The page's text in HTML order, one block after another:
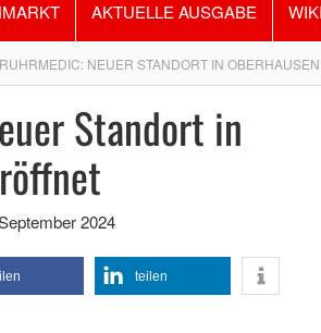
AKTUELLE AUSGABE WIKI
RUHRMEDIC: NEUER STANDORT IN
Standort in
2024
teilen